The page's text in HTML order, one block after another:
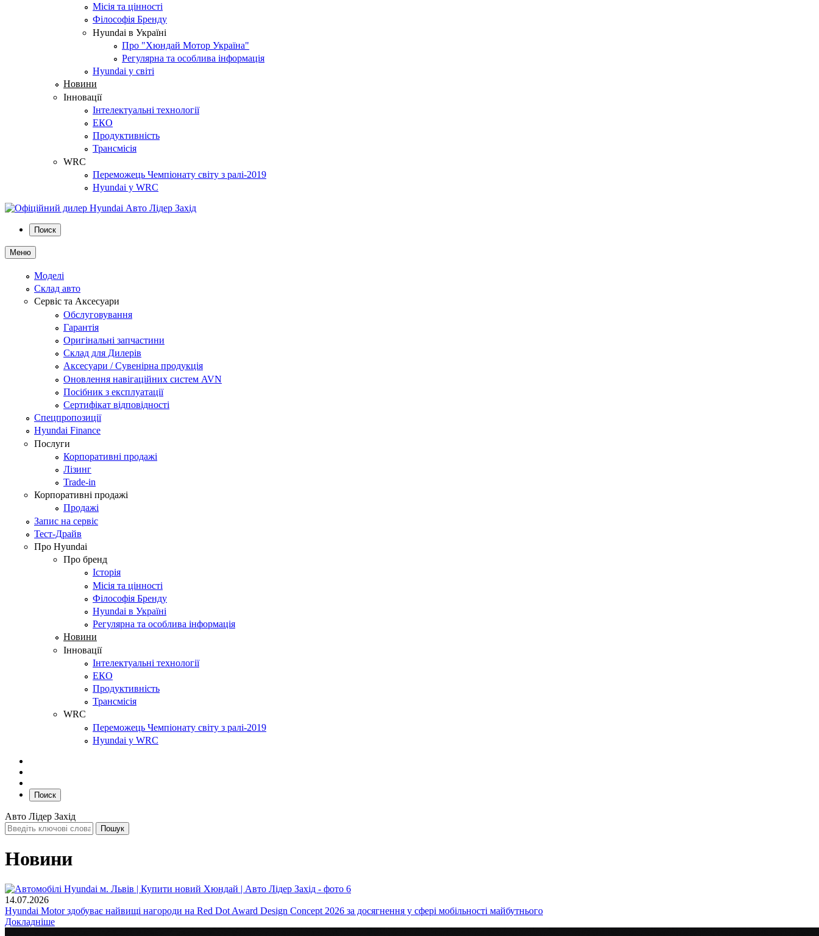
Місія та цінності
Філософія Бренду
Hyundai в Україні
Про "Хюндай Мотор Україна"
Регулярна та особлива інформація
Hyundai у світі
Новини
Інновації
Інтелектуальні технології
ЕКО
Продуктивність
Трансмісія
WRC
Переможець Чемпіонату світу з ралі-2019
Hyundai у WRC
Поиск
Меню
Моделі
Склад авто
Сервіс та Аксесуари
Обслуговування
Гарантія
Оригінальні запчастини
Склад для Дилерів
Аксесуари / Сувенірна продукція
Оновлення навігаційних систем AVN
Посібник з експлуатації
Сертифікат відповідності
Спецпропозиції
Hyundai Finance
Послуги
Корпоративні продажі
Лізинг
Trade-in
Корпоративні продажі
Продажі
Запис на сервіс
Тест-Драйв
Про Hyundai
Про бренд
Історія
Місія та цінності
Філософія Бренду
Hyundai в Україні
Регулярна та особлива інформація
Новини
Інновації
Інтелектуальні технології
ЕКО
Продуктивність
Трансмісія
WRC
Переможець Чемпіонату світу з ралі-2019
Hyundai у WRC
Поиск
Авто Лідер Захід
Новини
14.07.2026
Hyundai Motor здобуває найвищі нагороди на Red Dot Award Design Concept 2026 за досягнення у сфері мобільності майбутнього
Докладніше